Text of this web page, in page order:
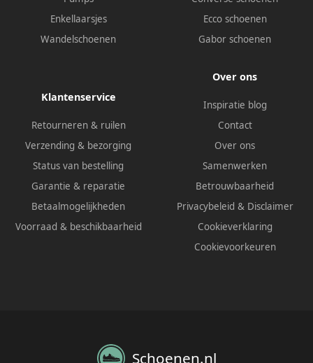
Enkellaarsjes
Wandelschoenen
Ecco schoenen
Gabor schoenen
Klantenservice
Retourneren & ruilen
Verzending & bezorging
Status van bestelling
Garantie & reparatie
Betaalmogelijkheden
Voorraad & beschikbaarheid
Over ons
Inspiratie blog
Contact
Over ons
Samenwerken
Betrouwbaarheid
Privacybeleid & Disclaimer
Cookieverklaring
Cookievoorkeuren
Schoenen.nl